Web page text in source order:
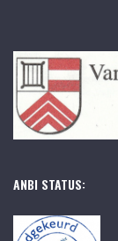
ANBI STATUS: